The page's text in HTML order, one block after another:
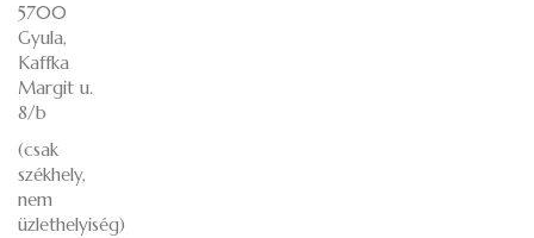
5700
Gyula,
Kaffka
Margit u.
8/b
(csak
székhely,
nem
üzlethelyiség)